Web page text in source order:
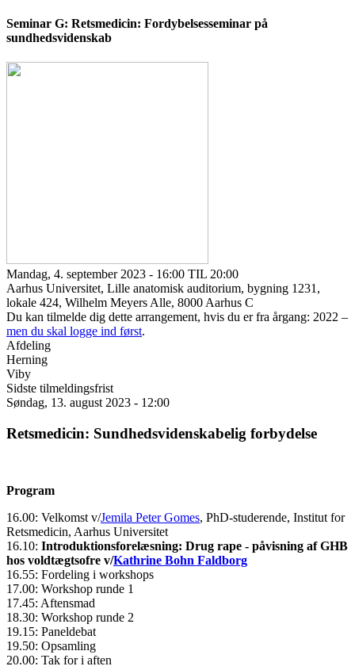
Seminar G: Retsmedicin: Fordybelsesseminar på
sundhedsvidenskab
Mandag, 4. september 2023 - 16:00 TIL 20:00
Aarhus Universitet, Lille anatomisk auditorium, bygning 1231,
lokale 424, Wilhelm Meyers Alle, 8000 Aarhus C
Du kan tilmelde dig dette arrangement, hvis du er fra årgang: 2022 –
men du skal logge ind først.
Afdeling
Herning
Viby
Sidste tilmeldingsfrist
Søndag, 13. august 2023 - 12:00
Retsmedicin: Sundhedsvidenskabelig forbydelse
Program
16.00: Velkomst v/Jemila Peter Gomes, PhD-studerende, Institut for
Retsmedicin, Aarhus Universitet
16.10: Introduktionsforelæsning: Drug rape - påvisning af GHB
hos voldtægtsofre v/Kathrine Bohn Faldborg
16.55: Fordeling i workshops
17.00: Workshop runde 1
17.45: Aftensmad
18.30: Workshop runde 2
19.15: Paneldebat
19.50: Opsamling
20.00: Tak for i aften